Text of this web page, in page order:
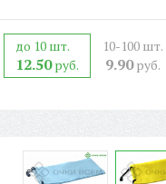
до 10 шт.
12.50руб.
10-100 шт.
9.90руб.